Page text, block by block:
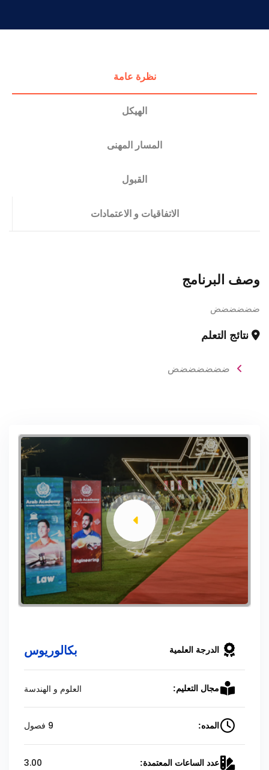
نظرة عامة
الهيكل
المسار المهنى
القبول
الاتفاقيات و الاعتمادات
وصف البرنامج
ضضضضضض
نتائج التعلم
ضضضضضضض
الدرجة العلمية بكالوريوس
مجال التعليم: العلوم و الهندسة
المده: 9 فصول
عدد الساعات المعتمدة: 3.00